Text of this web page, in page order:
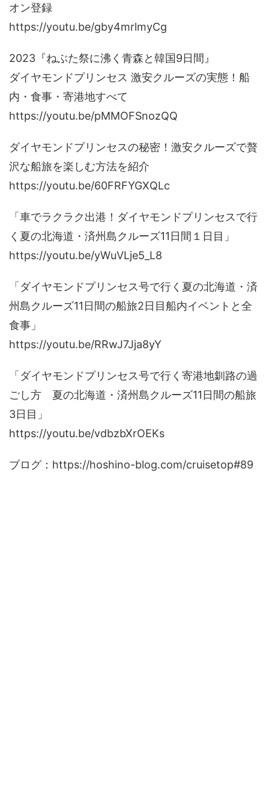
オン登録
https://youtu.be/gby4mrlmyCg
2023『ねぶた祭に沸く青森と韓国9日間』
ダイヤモンドプリンセス 激安クルーズの実態！船
内・食事・寄港地すべて
https://youtu.be/pMMOFSnozQQ
ダイヤモンドプリンセスの秘密！激安クルーズで贅
沢な船旅を楽しむ方法を紹介
https://youtu.be/60FRFYGXQLc
「車でラクラク出港！ダイヤモンドプリンセスで行
く夏の北海道・済州島クルーズ11日間１日目」
https://youtu.be/yWuVLje5_L8
「ダイヤモンドプリンセス号で行く夏の北海道・済
州島クルーズ11日間の船旅2日目船内イベントと全
食事」
https://youtu.be/RRwJ7Jja8yY
「ダイヤモンドプリンセス号で行く寄港地釧路の過
ごし方 夏の北海道・済州島クルーズ11日間の船旅
3日目」
https://youtu.be/vdbzbXrOEKs
ブログ：https://hoshino-blog.com/cruisetop#89